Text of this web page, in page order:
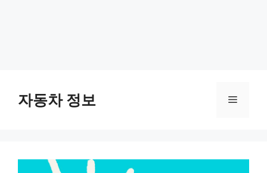
content자동차 정보 Menu